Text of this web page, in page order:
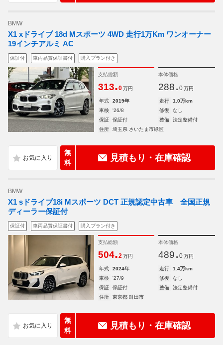
BMW
X1 xドライブ 18d Mスポーツ 4WD 走行1万Km ワンオーナー
19インチアルミ AC
保証付 車両品質保証書付 購入プラン付き
支払総額
313.0 万円
本体価格
288. 0 万円
年式 2019年 走行
1.0万km
車検
'26/8 修復
なし
保証
保証付 整備
法定整備付
住所
埼玉県 さいたま市緑区
無
料
見積もり・在庫確認
BMW
X1 sドライブ18i Mスポーツ DCT 正規認定中古車 全国正規
ディーラー保証付
保証付 車両品質保証書付 購入プラン付き
支払総額
504.2 万円
本体価格
489. 0 万円
年式 2024年 走行
1.4万km
車検
'27/9 修復
なし
保証
保証付 整備
法定整備付
住所
東京都 町田市
無
料
見積もり・在庫確認